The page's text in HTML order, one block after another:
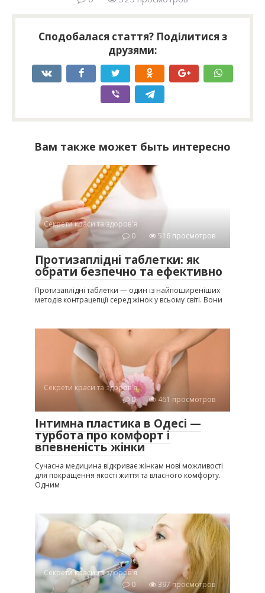
Сподобалася стаття? Поділитися з
друзями:
Вам также может быть интересно
Секрети краси та здоров'я
0
516 просмотров
Протизаплідні таблетки: як
обрати безпечно та ефективно
Протизаплідні таблетки — один із найпоширеніших
методів контрацепції серед жінок у всьому світі. Вони
Секрети краси та здоров'я
0
461 просмотров
Інтимна пластика в Одесі —
турбота про комфорт і
впевненість жінки
Сучасна медицина відкриває жінкам нові можливості
для покращення якості життя та власного комфорту.
Одним
Секрети краси та здоров'я
0
397 просмотров